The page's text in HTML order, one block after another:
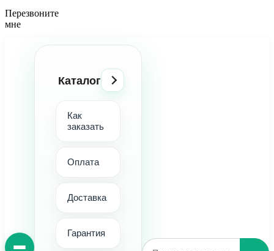
Перезвоните
мне
Каталог
Как
заказать
Оплата
Доставка
Гарантия